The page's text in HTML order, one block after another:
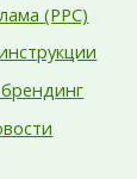
(PPC)